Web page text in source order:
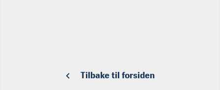
Tilbake til forsiden